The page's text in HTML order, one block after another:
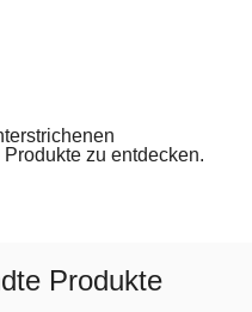
zu entdecken.
Produkte